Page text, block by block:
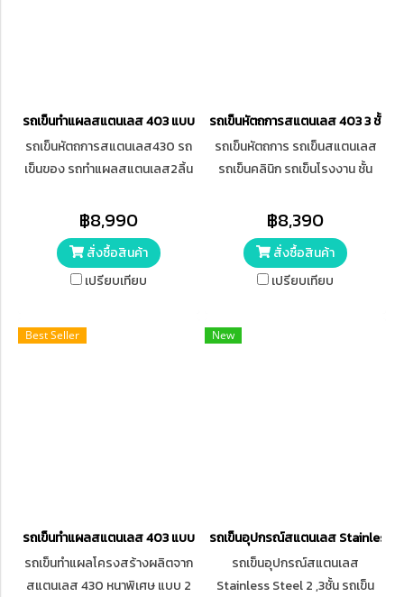
รถเข็นทำแผลสแตนเลส 403 แบบ 3 ชั้น มีลิ้นชัก
รถเข็นหัตถการสแตนเลส430 รถ
เข็นของ รถทำแผลสแตนเลส2ลิ้น
฿8,990
สั่งซื้อสินค้า
เปรียบเทียบ
รถเข็นหัตถการสแตนเลส 403 3 ชั้น 1
รถเข็นหัตถการ รถเข็นสแตนเลส
รถเข็นคลินิก รถเข็นโรงงาน ชั้น
฿8,390
สั่งซื้อสินค้า
เปรียบเทียบ
Best Seller
รถเข็นทำแผลสแตนเลส 403 แบบ 2 ชั้น มีลิ้นชัก
รถเข็นทำแผลโครงสร้างผลิตจาก
สแตนเลส 430 หนาพิเศษ แบบ 2
New
รถเข็นอุปกรณ์สแตนเลส Stainless
รถเข็นอุปกรณ์สแตนเลส
Stainless Steel 2 ,3ชั้น รถเข็น